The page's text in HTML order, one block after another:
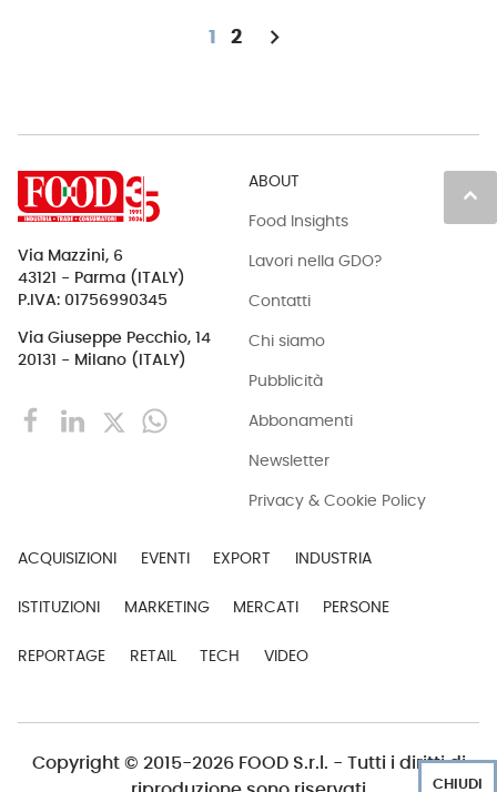
1 2 chevron_right
keyboard_arrow_up
Via Mazzini, 6
43121 - Parma (ITALY)
P.IVA: 01756990345
Via Giuseppe Pecchio, 14
20131 - Milano (ITALY)
ABOUT
Food Insights
Lavori nella GDO?
Contatti
Chi siamo
Pubblicità
Abbonamenti
Newsletter
Privacy & Cookie Policy
ACQUISIZIONI EVENTI EXPORT INDUSTRIA
ISTITUZIONI MARKETING MERCATI PERSONE
REPORTAGE RETAIL TECH VIDEO
Copyright © 2015-2026 FOOD S.r.l. - Tutti i diritti di
CHIUDI